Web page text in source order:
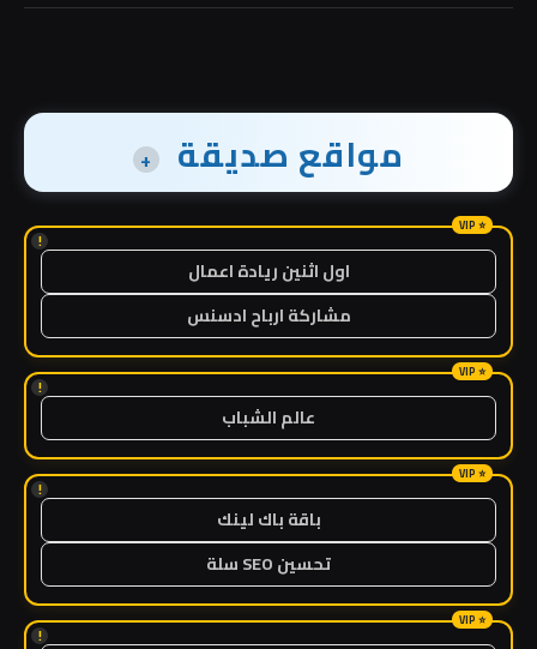
مواقع صديقة +
!
اول اثنين ريادة اعمال
مشاركة ارباح ادسنس
!
عالم الشباب
!
باقة باك لينك
تحسين SEO سلة
!